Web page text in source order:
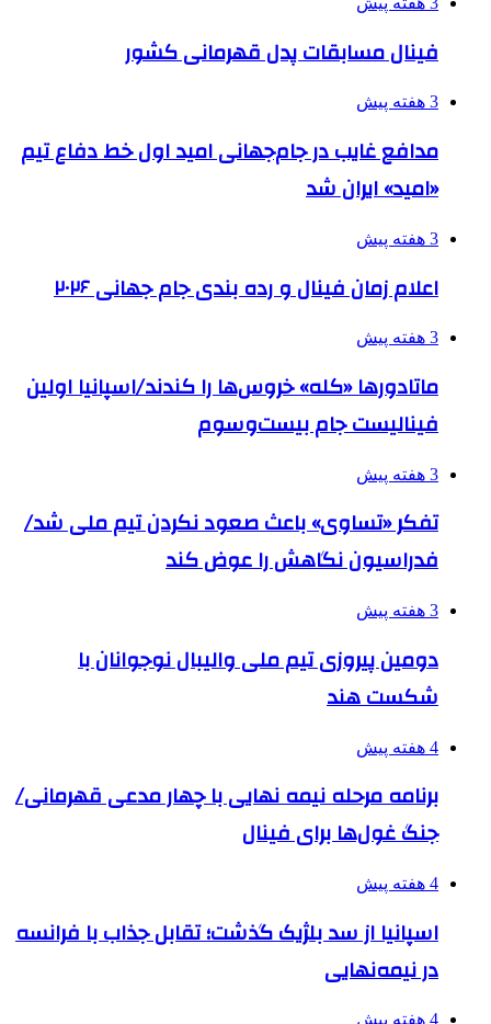
فینال مسابقات پدل قهرمانی کشور
3 هفته پیش
مدافع غایب در جام‌جهانی امید اول خط دفاع تیم
«امید» ایران شد
3 هفته پیش
اعلام زمان فینال و رده بندی جام جهانی ۲۰۲۶
3 هفته پیش
ماتادورها «کله» خروس‌ها را کندند/اسپانیا اولین
فینالیست جام بیست‌وسوم
3 هفته پیش
تفکر «تساوی» باعث صعود نکردن تیم ملی شد/
فدراسیون نگاهش را عوض کند
3 هفته پیش
دومین پیروزی تیم ملی والیبال نوجوانان با
شکست هند
4 هفته پیش
برنامه مرحله نیمه نهایی با چهار مدعی قهرمانی/
جنگ غول‌ها برای فینال
4 هفته پیش
اسپانیا از سد بلژیک گذشت؛ تقابل جذاب با فرانسه
در نیمه‌نهایی
4 هفته پیش